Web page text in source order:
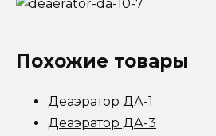
Похожие товары
Деаэратор ДА-1
Деаэратор ДА-3